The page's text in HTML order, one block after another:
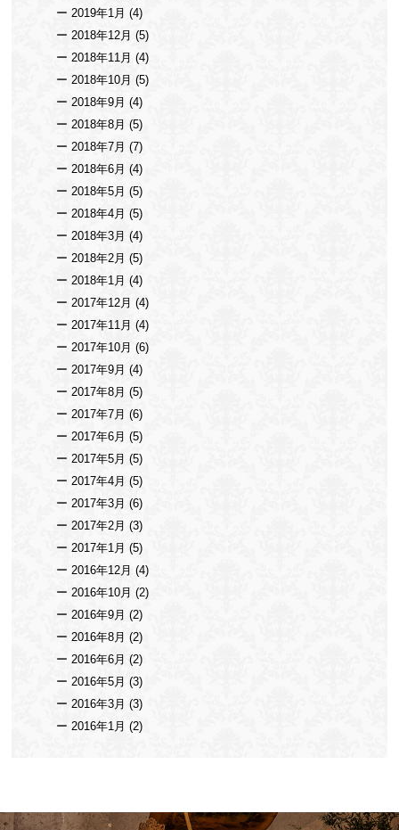
2019年1月 (4)
2018年12月 (5)
2018年11月 (4)
2018年10月 (5)
2018年9月 (4)
2018年8月 (5)
2018年7月 (7)
2018年6月 (4)
2018年5月 (5)
2018年4月 (5)
2018年3月 (4)
2018年2月 (5)
2018年1月 (4)
2017年12月 (4)
2017年11月 (4)
2017年10月 (6)
2017年9月 (4)
2017年8月 (5)
2017年7月 (6)
2017年6月 (5)
2017年5月 (5)
2017年4月 (5)
2017年3月 (6)
2017年2月 (3)
2017年1月 (5)
2016年12月 (4)
2016年10月 (2)
2016年9月 (2)
2016年8月 (2)
2016年6月 (2)
2016年5月 (3)
2016年3月 (3)
2016年1月 (2)